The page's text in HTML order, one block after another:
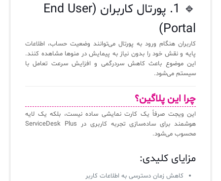
🔹 1. پورتال کاربران (End User
Portal)
کاربران هنگام ورود به پورتال می‌توانند وضعیت حساب، اطلاعات
پایه و نقش خود را بدون نیاز به پیمایش در منوها مشاهده کنند.
این موضوع باعث کاهش سردرگمی و افزایش سرعت تعامل با
سیستم می‌شود.
چرا این پلاگین؟
این ویجت صرفاً یک کارت نمایشی ساده نیست، بلکه یک لایه
هوشمند برای ساده‌سازی تجربه کاربری در ServiceDesk Plus
محسوب می‌شود.
مزایای کلیدی:
کاهش زمان دسترسی به اطلاعات کاربر